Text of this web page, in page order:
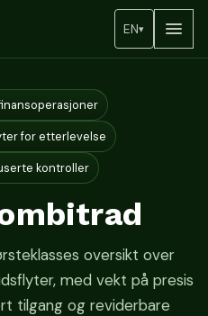
EN▾
for etterlevelse
kontroller
oversikt over
med vekt på presis
tilgang og reviderbare